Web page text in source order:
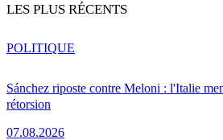
LES PLUS RÉCENTS
Sánchez riposte contre Meloni : l'Italie
rétorsion
07.08.2026
POLITIQUE